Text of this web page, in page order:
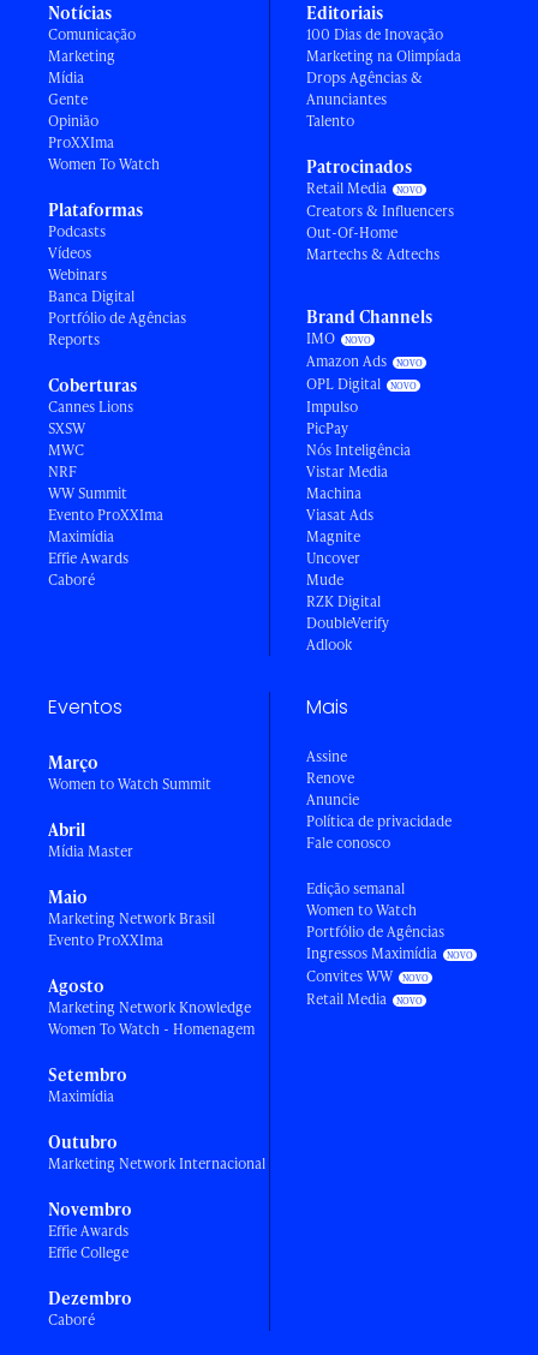
Notícias
Comunicação
Marketing
Mídia
Gente
Opinião
ProXXIma
Women To Watch
Plataformas
Podcasts
Vídeos
Webinars
Banca Digital
Portfólio de Agências
Reports
Coberturas
Cannes Lions
SXSW
MWC
NRF
WW Summit
Evento ProXXIma
Maximídia
Effie Awards
Caboré
Editoriais
100 Dias de Inovação
Marketing na Olimpíada
Drops Agências &
Anunciantes
Talento
Patrocinados
Retail Media
Creators & Influencers
Out-Of-Home
Martechs & Adtechs
Brand Channels
IMO
Amazon Ads
OPL Digital
Impulso
PicPay
Nós Inteligência
Vistar Media
Machina
Viasat Ads
Magnite
Uncover
Mude
RZK Digital
DoubleVerify
Adlook
Eventos
Março
Women to Watch Summit
Abril
Mídia Master
Maio
Marketing Network Brasil
Evento ProXXIma
Agosto
Marketing Network Knowledge
Women To Watch - Homenagem
Setembro
Maximídia
Outubro
Marketing Network Internacional
Novembro
Effie Awards
Effie College
Dezembro
Caboré
Mais
Assine
Renove
Anuncie
Política de privacidade
Fale conosco
Edição semanal
Women to Watch
Portfólio de Agências
Ingressos Maximídia
Convites WW
Retail Media